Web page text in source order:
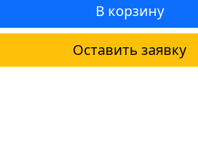
В корзину
Оставить заявку